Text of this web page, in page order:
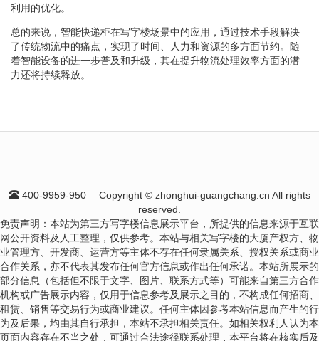
利用的优化。
总的来说，智能快递柜在写字楼场景中的应用，通过技术手段解决
了传统物流中的痛点，实现了时间、人力和资源的多方面节约。随
着智能设备的进一步普及和升级，其在提升物流处理效率方面的潜
力还将持续释放。
400-9959-950
Copyright © zhonghui-guangchang.cn All rights
reserved.
免责声明：本站为第三方写字楼信息展示平台，所提供的信息来源于互联
网公开资料及人工整理，仅供参考。本站与相关写字楼的大厦产权方、物
业管理方、开发商、运营方等主体不存在任何隶属关系、授权关系或商业
合作关系，亦不代表其发布任何官方信息或作出任何承诺。本站所展示的
部分信息（包括但不限于文字、图片、联系方式等）可能来自第三方合作
机构或广告展示内容，仅用于信息参考及展示之目的，不构成任何招商、
租赁、销售等交易行为或商业建议。任何主体因参考本站信息而产生的行
为及后果，均由其自行承担，本站不承担相关责任。如相关权利人认为本
页面内容存在不当之处，可通过合法途径联系处理，本平台将在核实后及